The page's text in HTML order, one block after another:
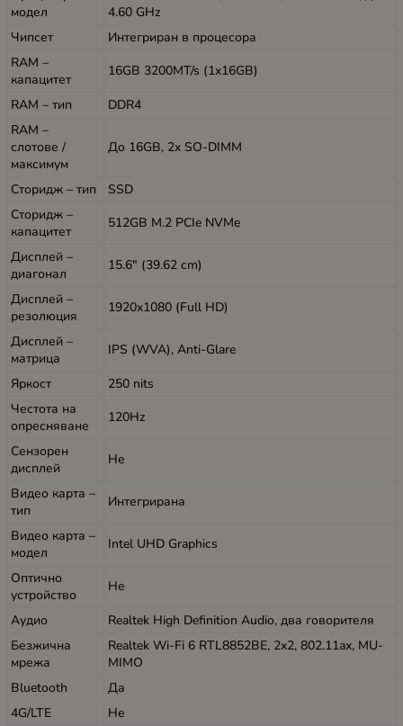
модел
4.60 GHz
Чипсет
Интегриран в процесора
RAM –
капацитет
16GB 3200MT/s (1x16GB)
RAM – тип
DDR4
RAM –
слотове /
максимум
До 16GB, 2x SO-DIMM
Сторидж – тип
SSD
Сторидж –
капацитет
512GB M.2 PCIe NVMe
Дисплей –
диагонал
15.6" (39.62 cm)
Дисплей –
резолюция
1920x1080 (Full HD)
Дисплей –
матрица
IPS (WVA), Anti-Glare
Яркост
250 nits
Честота на
опресняване
120Hz
Сензорен
дисплей
Не
Видео карта –
тип
Интегрирана
Видео карта –
модел
Intel UHD Graphics
Оптично
устройство
Не
Аудио
Realtek High Definition Audio, два говорителя
Безжична
мрежа
Realtek Wi-Fi 6 RTL8852BE, 2x2, 802.11ax, MU-
MIMO
Bluetooth
Да
4G/LTE
Не